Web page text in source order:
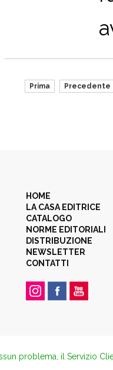
Prima Precedente
HOME
LA CASA EDITRICE
CATALOGO
NORME EDITORIALI
DISTRIBUZIONE
NEWSLETTER
CONTATTI
problema, il Servizio